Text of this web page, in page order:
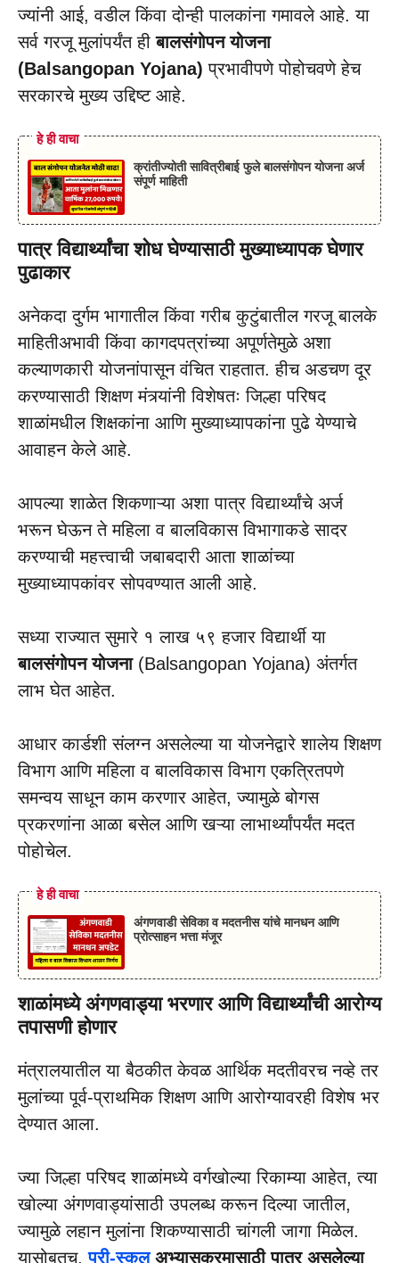
ज्यांनी आई, वडील किंवा दोन्ही पालकांना गमावले आहे. या
सर्व गरजू मुलांपर्यंत हीबालसंगोपन योजना
(Balsangopan Yojana) प्रभावीपणे पोहोचवणे हेच
सरकारचे मुख्य उद्दिष्ट आहे.
हे ही वाचा
क्रांतीज्योती सावित्रीबाई फुले बालसंगोपन योजना अर्ज
संपूर्ण माहिती
पात्र विद्यार्थ्यांचा शोध घेण्यासाठी मुख्याध्यापक घेणार
पुढाकार
अनेकदा दुर्गम भागातील किंवा गरीब कुटुंबातील गरजू बालके
माहितीअभावी किंवा कागदपत्रांच्या अपूर्णतेमुळे अशा
कल्याणकारी योजनांपासून वंचित राहतात. हीच अडचण दूर
करण्यासाठी शिक्षण मंत्र्यांनी विशेषतः जिल्हा परिषद
शाळांमधील शिक्षकांना आणि मुख्याध्यापकांना पुढे येण्याचे
आवाहन केले आहे.
आपल्या शाळेत शिकणाऱ्या अशा पात्र विद्यार्थ्यांचे अर्ज
भरून घेऊन ते महिला व बालविकास विभागाकडे सादर
करण्याची महत्त्वाची जबाबदारी आता शाळांच्या
मुख्याध्यापकांवर सोपवण्यात आली आहे.
सध्या राज्यात सुमारे १ लाख ५९ हजार विद्यार्थी या
बालसंगोपन योजना(Balsangopan Yojana) अंतर्गत
लाभ घेत आहेत.
आधार कार्डशी संलग्न असलेल्या या योजनेद्वारे शालेय शिक्षण
विभाग आणि महिला व बालविकास विभाग एकत्रितपणे
समन्वय साधून काम करणार आहेत, ज्यामुळे बोगस
प्रकरणांना आळा बसेल आणि खऱ्या लाभार्थ्यांपर्यंत मदत
पोहोचेल.
हे ही वाचा
अंगणवाडी सेविका व मदतनीस यांचे मानधन आणि
प्रोत्साहन भत्ता मंजूर
शाळांमध्ये अंगणवाड्या भरणार आणि विद्यार्थ्यांची आरोग्य
तपासणी होणार
मंत्रालयातील या बैठकीत केवळ आर्थिक मदतीवरच नव्हे तर
मुलांच्या पूर्व-प्राथमिक शिक्षण आणि आरोग्यावरही विशेष भर
देण्यात आला.
ज्या जिल्हा परिषद शाळांमध्ये वर्गखोल्या रिकाम्या आहेत, त्या
खोल्या अंगणवाड्यांसाठी उपलब्ध करून दिल्या जातील,
ज्यामुळे लहान मुलांना शिकण्यासाठी चांगली जागा मिळेल.
यासोबतच,प्री-स्कूलअभ्यासक्रमासाठी पात्र असलेल्या